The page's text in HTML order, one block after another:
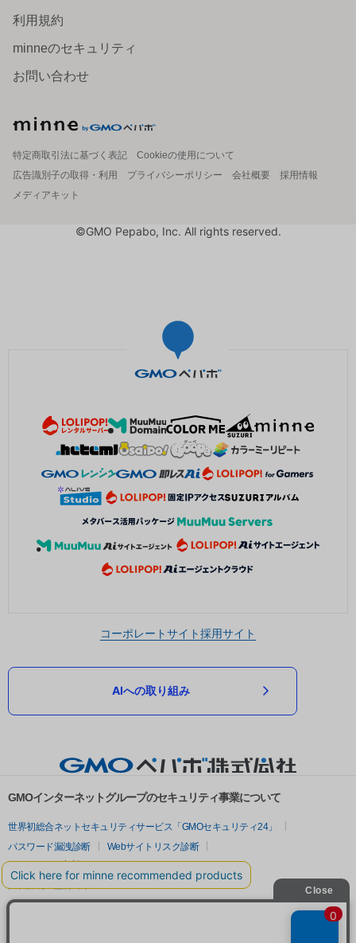
利用規約
minneのセキュリティ
お問い合わせ
特定商取引法に基づく表記
Cookieの使用について
広告識別子の取得・利用
プライバシーポリシー 会社概要
採用情報
メディアキット
©GMO Pepabo, Inc. All rights reserved.
コーポレートサイト採用サイト
AIへの取り組み
GMOインターネットグループのセキュリティ事業について
世界初総合ネットセキュリティサービス「GMOセキュリティ24」
パスワード漏洩診断
Webサイトリスク診断
セキュリティ相談AIチャットボット
実在証明・盗聴対策
サイバー攻撃対策（GMOサイバーセキュリティ byイエラエ）